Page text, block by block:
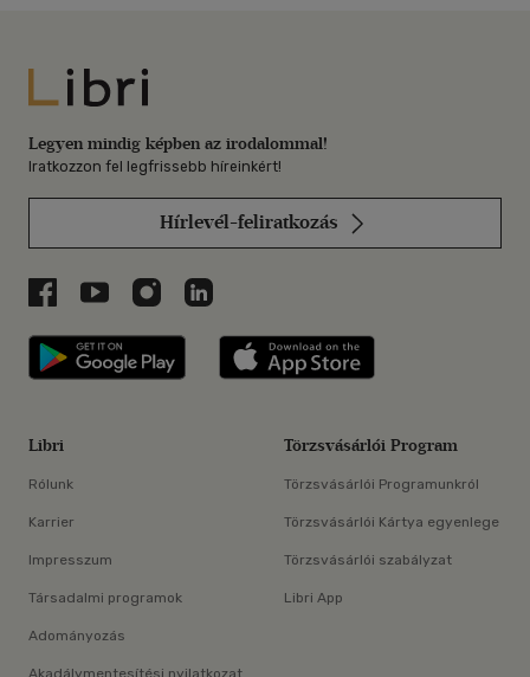
Libri
Legyen mindig képben az irodalommal!
Iratkozzon fel legfrissebb híreinkért!
Hírlevél-feliratkozás
Libri a Facebookon
Libri a Youtube-on
Libri az Instagramon
Libri a LinkedInen
Libri applikáció Szerezd meg: Google
Libri
Rólunk
Karrier
Impresszum
Társadalmi programok
Adományozás
Akadálymentesítési nyilatkozat
Törzsvásárlói Program
Törzsvásárlói Programunkról
Törzsvásárlói Kártya egyenlege
Törzsvásárlói szabályzat
Libri App